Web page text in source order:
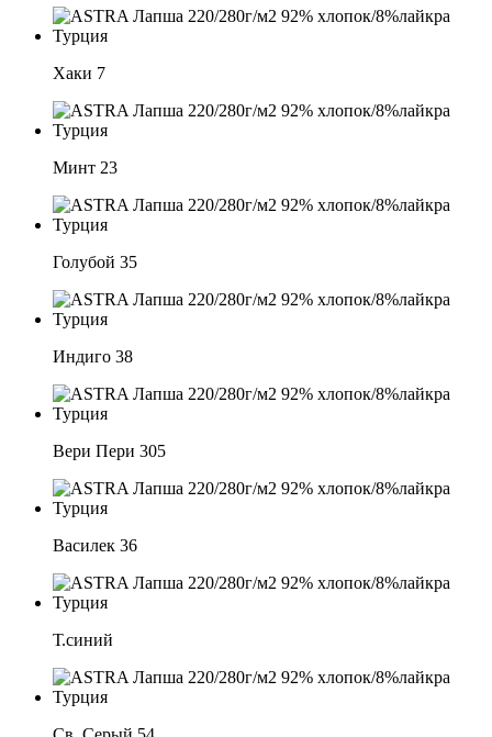
Хаки 7
Минт 23
Голубой 35
Индиго 38
Вери Пери 305
Василек 36
Т.синий